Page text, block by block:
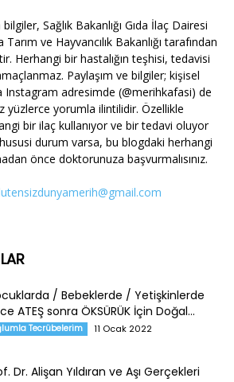
Sağlık Bakanlığı Gıda İlaç Dairesi
Tarım ve Hayvancılık Bakanlığı tarafından
Herhangi bir hastalığın teşhisi, tedavisi
Paylaşım ve bilgiler; kişisel
Instagram adresimde (@merihkafasi) de
yüzlerce yorumla ilintilidir. Özellikle
bir ilaç kullanıyor ve bir tedavi oluyor
durum varsa, bu blogdaki herhangi
önce doktorunuza başvurmalısınız.
/ Bebeklerde / Yetişkinlerde
ATEŞ sonra ÖKSÜRÜK İçin Doğal...
Tecrübelerim 11 Ocak 2022
Dr. Alişan Yıldıran ve Aşı Gerçekleri